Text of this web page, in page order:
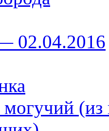
02.04.2016
(из